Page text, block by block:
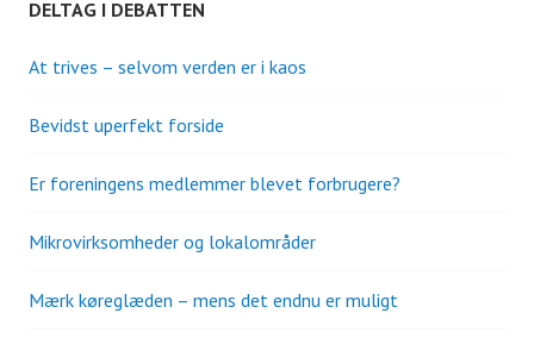
DELTAG I DEBATTEN
At trives – selvom verden er i kaos
Bevidst uperfekt forside
Er foreningens medlemmer blevet forbrugere?
Mikrovirksomheder og lokalområder
Mærk køreglæden – mens det endnu er muligt